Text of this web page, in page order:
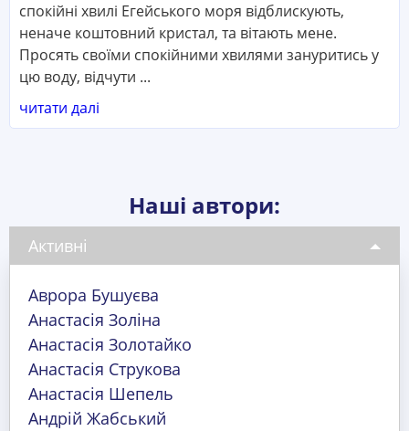
спокійні хвилі Егейського моря відблискують,
неначе коштовний кристал, та вітають мене.
Просять своїми спокійними хвилями зануритись у
цю воду, відчути ...
читати далі
Наші автори:
Активні
Аврора Бушуєва
Анастасія Золіна
Анастасія Золотайко
Анастасія Струкова
Анастасія Шепель
Андрій Жабський